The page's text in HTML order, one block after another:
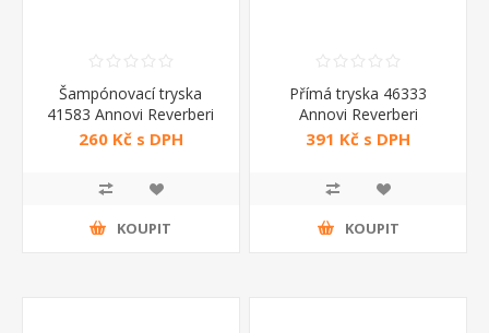
Šampónovací tryska
41583 Annovi Reverberi
260 Kč s DPH
KOUPIT
Přímá tryska 46333
Annovi Reverberi
391 Kč s DPH
KOUPIT